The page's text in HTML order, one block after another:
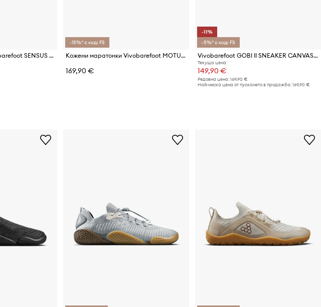
Кожени сандали Vivobarefoot SENSUS YIN
-15%* с код: FS
Кожени маратонки Vivobarefoot MOTUS STUDIO SNEAKER LTH
169,90 €
-11%
-5%* с код: FS
Vivobarefoot GOBI II SNEAKER CANVAS маратонки дамски
Текуща цена:
149,90 €
Редовна цена: 169,90 €
Най-ниска цена от пускането в продажба: 169,90 €